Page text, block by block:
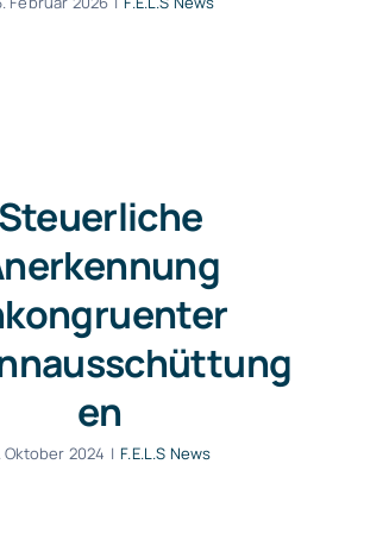
Steuerliche
en
Oktober 2024 | F.E.L.S News